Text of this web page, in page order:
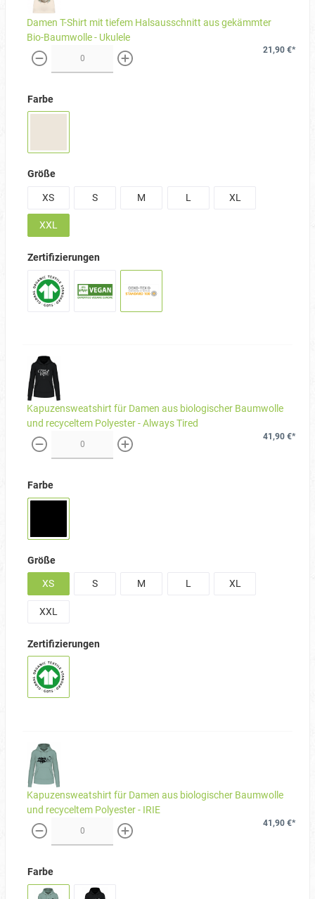
Damen T-Shirt mit tiefem Halsausschnitt aus gekämmter
Bio-Baumwolle - Ukulele
weniger mehr
21,90 €*
Farbe
Größe
XS
S M L XL
XXL
Zertifizierungen
Kapuzensweatshirt für Damen aus biologischer Baumwolle
und recyceltem Polyester - Always Tired
weniger mehr
41,90 €*
Farbe
Größe
XS
S M L XL
XXL
Zertifizierungen
Kapuzensweatshirt für Damen aus biologischer Baumwolle
und recyceltem Polyester - IRIE
weniger mehr
41,90 €*
Farbe